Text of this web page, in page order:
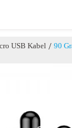
USB Kabel / 90